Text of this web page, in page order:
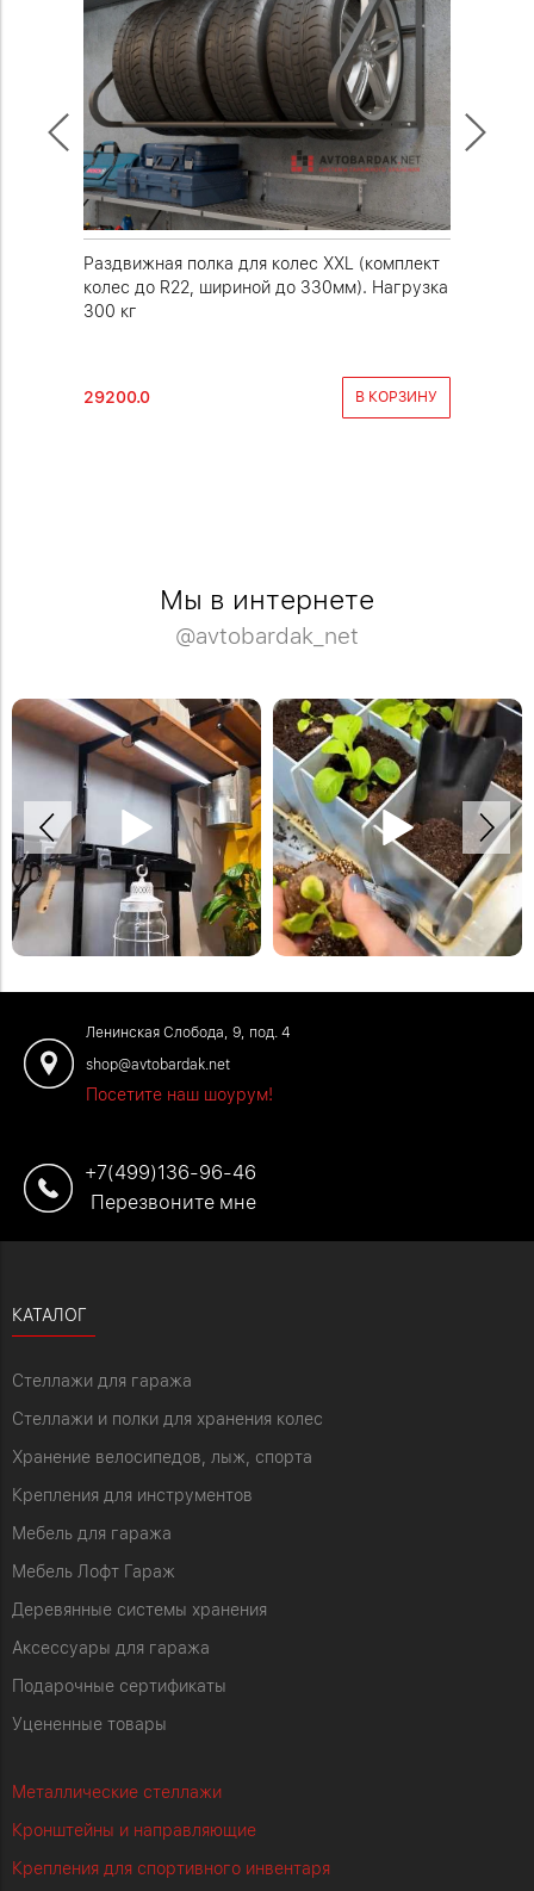
Раздвижная полка для колес XXL (комплект
колес до R22, шириной до 330мм). Нагрузка
300 кг
29200.0 В КОРЗИНУ
Мы в интернете
@avtobardak_net
На рейлинги крепим всевозможные
крюки. Например, как в этом видео —
салфетница с рулоном бумажных
полотенец.
Предлагаем товары для удобного
эффективного садоводства и
огороднтчества. Все инструменты
под рукой, а в сарае полный порядок.
Ленинская Слобода, 9, под. 4
shop@avtobardak.net
Посетите наш шоурум!
+7(499)136-96-46
Перезвоните мне
КАТАЛОГ
Стеллажи для гаража
Стеллажи и полки для хранения колес
Хранение велосипедов, лыж, спорта
Крепления для инструментов
Мебель для гаража
Мебель Лофт Гараж
Деревянные системы хранения
Аксессуары для гаража
Подарочные сертификаты
Уцененные товары
Металлические стеллажи
Кронштейны и направляющие
Крепления для спортивного инвентаря